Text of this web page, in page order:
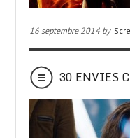
16 septembre 2014 by
30 ENVIES